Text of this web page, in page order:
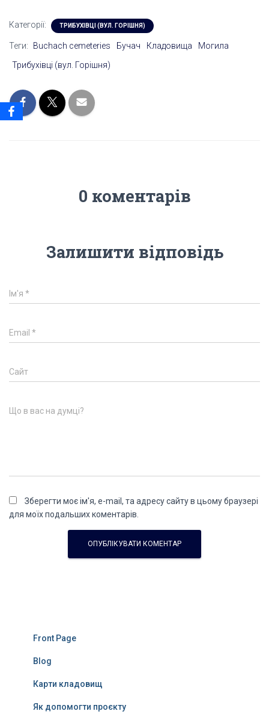
Категорії: ТРИБУХІВЦІ (ВУЛ. ГОРІШНЯ)
Теги: Buchach cemeteries Бучач Кладовища
Могила
Трибухівці (вул. Горішня)
0 коментарів
Залишити відповідь
Ім'я *
Email *
Сайт
Що в вас на думці?
Зберегти моє ім'я, e-mail, та адресу сайту в цьому браузері
для моїх подальших коментарів.
Front Page
Blog
Карти кладовищ
Як допомогти проєкту